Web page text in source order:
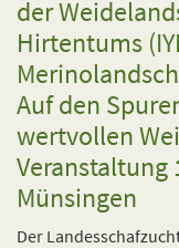
der
Hirtentums
Auf den
wertvollen
Veranstaltung
Münsingen
Der